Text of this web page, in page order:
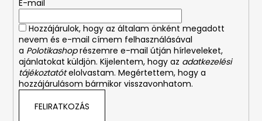
E-mail
Hozzájárulok, hogy az általam önként megadott
nevem és e-mail címem felhasználásával
a Polotikashoprészemre e-mail útján hírleveleket,
ajánlatokat küldjön. Kijelentem, hogy az adatkezelési
tájékoztatót elolvastam. Megértettem, hogy a
hozzájárulásom bármikor visszavonhatom.
FELIRATKOZÁS